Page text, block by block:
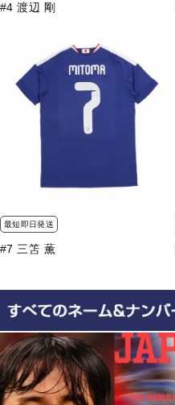
#4 渡辺 剛
最短即日発送
#7 三笘 薫